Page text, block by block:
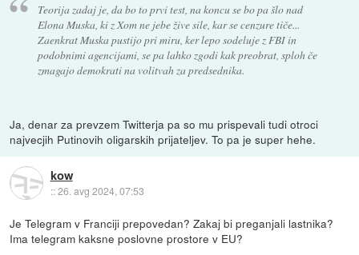
Teorija zadaj je, da bo to prvi test, na koncu se bo pa šlo nad
Elona Muska, ki z Xom ne jebe žive sile, kar se cenzure tiče...
Zaenkrat Muska pustijo pri miru, ker lepo sodeluje z FBI in
podobnimi agencijami, se pa lahko zgodi kak preobrat, sploh če
zmagajo demokrati na volitvah za predsednika.
Ja, denar za prevzem Twitterja pa so mu prispevali tudi otroci
najvecjih Putinovih oligarskih prijateljev. To pa je super hehe.
kow
::26. avg 2024, 07:53
Je Telegram v Franciji prepovedan? Zakaj bi preganjali lastnika?
Ima telegram kaksne poslovne prostore v EU?